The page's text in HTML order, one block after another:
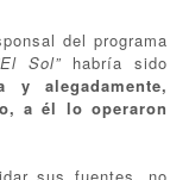
del programa
Sol” habría sido
y alegadamente,
a él lo operaron